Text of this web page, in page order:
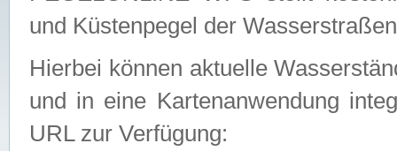
und Küstenpegel der
Hierbei können aktuelle
und in eine Kartenanwendung
URL zur Verfügung: